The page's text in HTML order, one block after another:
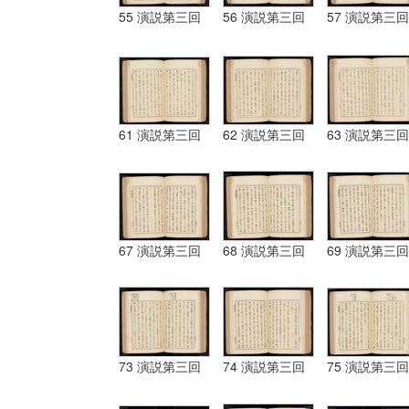
55 演説第三回 56 演説第三回 57 演説第三回
61 演説第三回 62 演説第三回 63 演説第三回
67 演説第三回 68 演説第三回 69 演説第三回
73 演説第三回 74 演説第三回 75 演説第三回